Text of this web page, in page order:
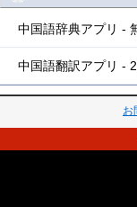
中国語辞典アプリ -
中国語翻訳アプリ -
お